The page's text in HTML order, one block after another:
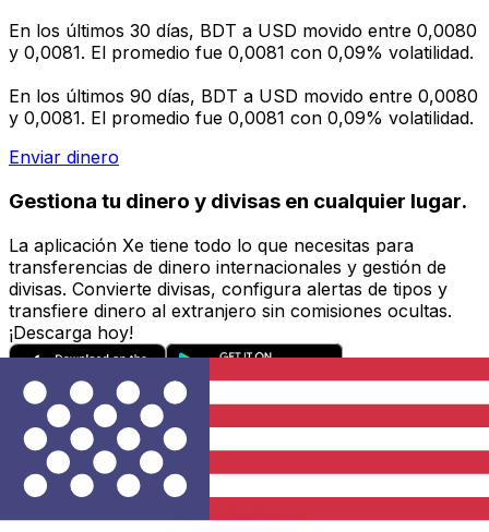
En los últimos 30 días, BDT a USD movido entre 0,0080
y 0,0081. El promedio fue 0,0081 con 0,09% volatilidad.
En los últimos 90 días, BDT a USD movido entre 0,0080
y 0,0081. El promedio fue 0,0081 con 0,09% volatilidad.
Enviar dinero
Gestiona tu dinero y divisas en cualquier lugar.
La aplicación Xe tiene todo lo que necesitas para
transferencias de dinero internacionales y gestión de
divisas. Convierte divisas, configura alertas de tipos y
transfiere dinero al extranjero sin comisiones ocultas.
¡Descarga hoy!